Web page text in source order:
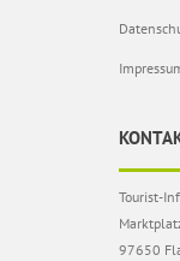
Tourist-
97650